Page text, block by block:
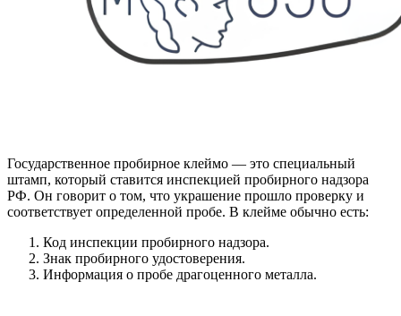
Государственное пробирное клеймо — это специальный
штамп, который ставится инспекцией пробирного надзора
РФ. Он говорит о том, что украшение прошло проверку и
соответствует определенной пробе. В клейме обычно есть:
Код инспекции пробирного надзора.
Знак пробирного удостоверения.
Информация о пробе драгоценного металла.